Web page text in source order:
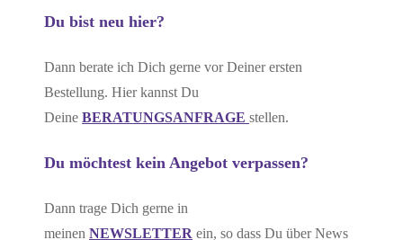
Du bist neu hier?
Dann berate ich Dich gerne vor Deiner ersten
Bestellung. Hier kannst Du
DeineBERATUNGSANFRAGEstellen.
Du möchtest kein Angebot verpassen?
Dann trage Dich gerne in
meinenNEWSLETTER ein, so dass Du über News